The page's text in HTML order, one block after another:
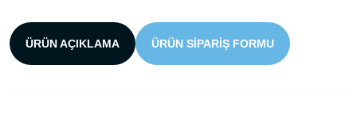
ÜRÜN AÇIKLAMA ÜRÜN SIPARIŞ FORMU